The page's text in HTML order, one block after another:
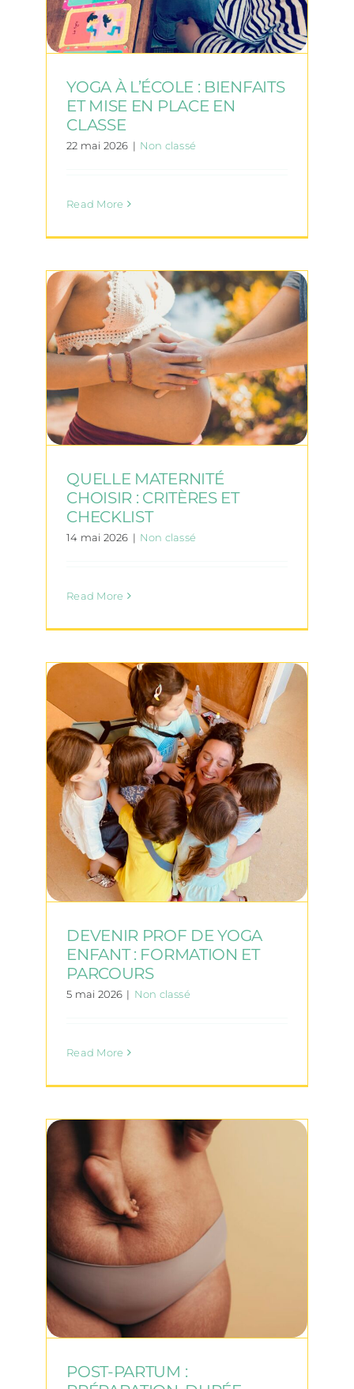
YOGA À L’ÉCOLE : BIENFAITS
ET MISE EN PLACE EN
CLASSE
22 mai 2026 | Non classé
Read More
QUELLE MATERNITÉ
CHOISIR : CRITÈRES ET
CHECKLIST
14 mai 2026 | Non classé
Read More
DEVENIR PROF DE YOGA
ENFANT : FORMATION ET
PARCOURS
5 mai 2026 | Non classé
Read More
POST-PARTUM :